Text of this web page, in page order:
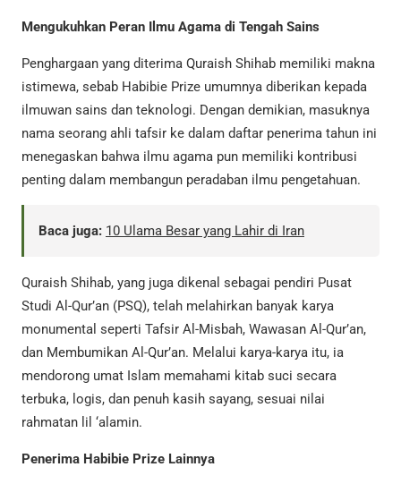
Mengukuhkan Peran Ilmu Agama di Tengah Sains
Penghargaan yang diterima Quraish Shihab memiliki makna
istimewa, sebab Habibie Prize umumnya diberikan kepada
ilmuwan sains dan teknologi. Dengan demikian, masuknya
nama seorang ahli tafsir ke dalam daftar penerima tahun ini
menegaskan bahwa ilmu agama pun memiliki kontribusi
penting dalam membangun peradaban ilmu pengetahuan.
Baca juga: 10 Ulama Besar yang Lahir di Iran
Quraish Shihab, yang juga dikenal sebagai pendiri Pusat
Studi Al-Qur’an (PSQ), telah melahirkan banyak karya
monumental seperti Tafsir Al-Misbah, Wawasan Al-Qur’an,
dan Membumikan Al-Qur’an. Melalui karya-karya itu, ia
mendorong umat Islam memahami kitab suci secara
terbuka, logis, dan penuh kasih sayang, sesuai nilai
rahmatan lil ‘alamin.
Penerima Habibie Prize Lainnya